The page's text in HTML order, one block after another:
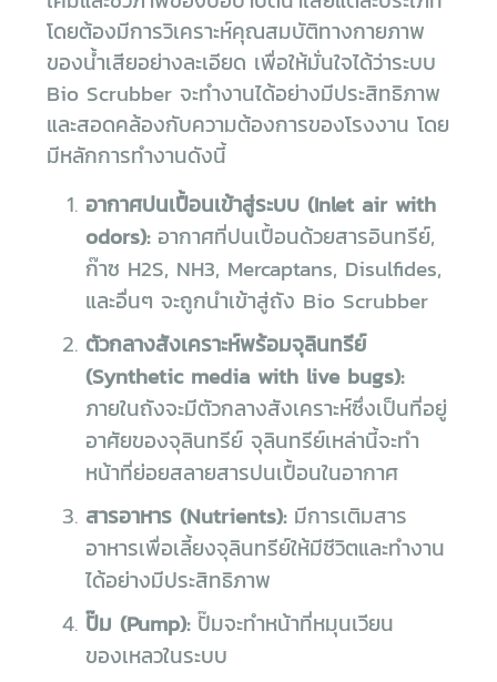
โดยต้องมีการวิเคราะห์คุณสมบัติทางกายภาพ
ของน้ำเสียอย่างละเอียด เพื่อให้มั่นใจได้ว่าระบบ
Bio Scrubber จะทำงานได้อย่างมีประสิทธิภาพ
และสอดคล้องกับความต้องการของโรงงาน โดย
มีหลักการทำงานดังนี้
อากาศปนเปื้อนเข้าสู่ระบบ (Inlet air with
odors):อากาศที่ปนเปื้อนด้วยสารอินทรีย์,
ก๊าซ H2S, NH3, Mercaptans, Disulfides,
และอื่นๆ จะถูกนำเข้าสู่ถัง Bio Scrubber
ตัวกลางสังเคราะห์พร้อมจุลินทรีย์
(Synthetic media with live bugs):
ภายในถังจะมีตัวกลางสังเคราะห์ซึ่งเป็นที่อยู่
อาศัยของจุลินทรีย์ จุลินทรีย์เหล่านี้จะทำ
หน้าที่ย่อยสลายสารปนเปื้อนในอากาศ
สารอาหาร (Nutrients):มีการเติมสาร
อาหารเพื่อเลี้ยงจุลินทรีย์ให้มีชีวิตและทำงาน
ได้อย่างมีประสิทธิภาพ
ปั๊ม (Pump):ปั๊มจะทำหน้าที่หมุนเวียน
ของเหลวในระบบ